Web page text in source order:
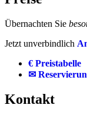
Übernachten Sie
Jetzt unverbindlich
€ Preistabelle
✉
Kontakt